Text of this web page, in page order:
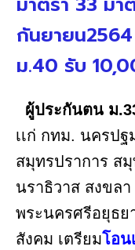
กันยายน
ม.40 รับ
ผู้ประกันตน ม
เเก่ กทม. นครป
สมุทรปราการ ส
นราธิวาส สงขลา
พระนครศรีอยุธ
สังคม เตรียมโอน